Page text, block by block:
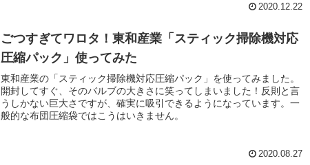
2020.12.22
ごつすぎてワロタ！東和産業「スティック掃除機対応
圧縮パック」使ってみた
東和産業の「スティック掃除機対応圧縮パック」を使ってみました。
開封してすぐ、そのバルブの大きさに笑ってしまいました！反則と言
うしかない巨大さですが、確実に吸引できるようになっています。一
般的な布団圧縮袋ではこうはいきません。
2020.08.27